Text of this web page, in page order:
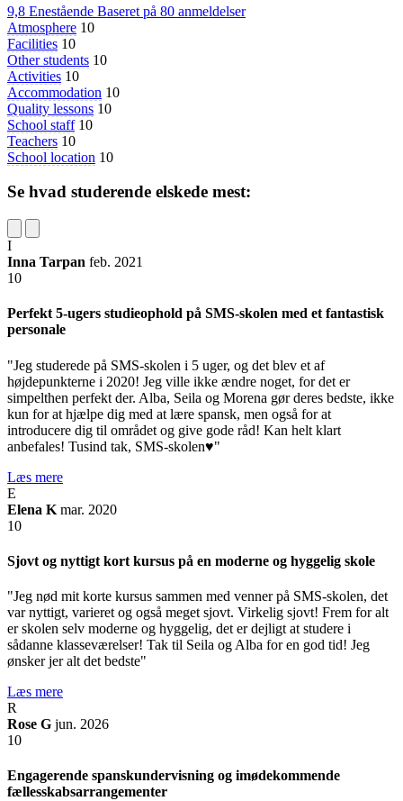
9,8 Enestående Baseret på 80 anmeldelser
Atmosphere 10
Facilities 10
Other students 10
Activities 10
Accommodation 10
Quality lessons 10
School staff 10
Teachers 10
School location 10
Se hvad studerende elskede mest:
I
Inna Tarpan feb. 2021
10
Perfekt 5-ugers studieophold på SMS-skolen med et fantastisk
personale
"Jeg studerede på SMS-skolen i 5 uger, og det blev et af
højdepunkterne i 2020! Jeg ville ikke ændre noget, for det er
simpelthen perfekt der. Alba, Seila og Morena gør deres bedste, ikke
kun for at hjælpe dig med at lære spansk, men også for at
introducere dig til området og give gode råd! Kan helt klart
anbefales! Tusind tak, SMS-skolen♥️"
Læs mere
E
Elena K mar. 2020
10
Sjovt og nyttigt kort kursus på en moderne og hyggelig skole
"Jeg nød mit korte kursus sammen med venner på SMS-skolen, det
var nyttigt, varieret og også meget sjovt. Virkelig sjovt! Frem for alt
er skolen selv moderne og hyggelig, det er dejligt at studere i
sådanne klasseværelser! Tak til Seila og Alba for en god tid! Jeg
ønsker jer alt det bedste"
Læs mere
R
Rose G jun. 2026
10
Engagerende spanskundervisning og imødekommende
fællesskabsarrangementer